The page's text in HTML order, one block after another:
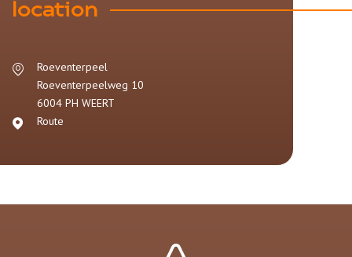
location
Roeventerpeel
Roeventerpeelweg 10
6004 PH WEERT
Route